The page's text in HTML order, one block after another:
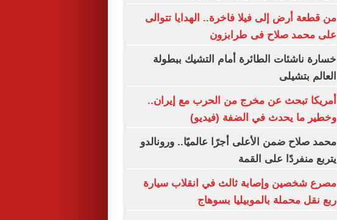
من قطعة أرض إلى فيلا فاخرة.. الهدايا تتوالى
على محمد صلاح فى طرابزون
خسارة ناشئات الطائرة أمام التشيك ببطولة
العالم بتشيلى
أمريكا تبحث عن مخرج من الحرب مع إيران..
وخطير ما يحدث في الضفة (فيديو)
محمد صلاح ضمن الأعلى أجرًا عالميًا.. ورونالدو
يتربع منفردًا على القمة
مصرع شخصين وإصابة ثالث في انقلاب سيارة
ربع نقل محملة بالموبيليا بسوهاج